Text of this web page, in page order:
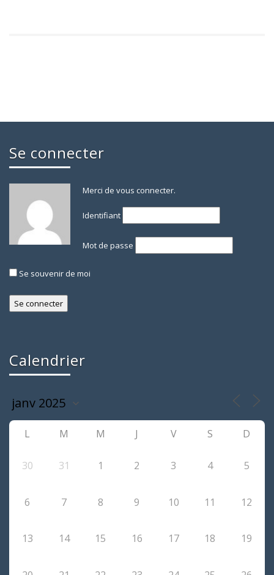
Se connecter
Merci de vous connecter.
Identifiant
Mot de passe
Se souvenir de moi
Calendrier
L M M J V S D
30 31 1 2 3 4 5
6 7 8 9 10 11 12
13 14 15 16 17 18 19